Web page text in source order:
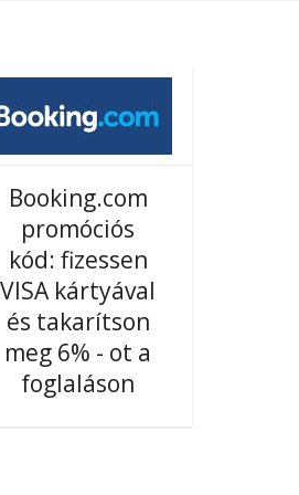
Booking.com
promóciós
kód: fizessen
VISA kártyával
és takarítson
meg 6% - ot a
foglaláson